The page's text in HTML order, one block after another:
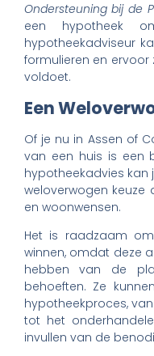
Ondersteuning bij de
een hypotheek
hypotheekadviseur
formulieren en
voldoet.
Een
Of je nu in Assen of
van een huis is een
hypotheekadvies kan
weloverwogen
en woonwensen.
Het is raadzaam
winnen, omdat deze
hebben van de
behoeften. Ze
hypotheekproces,
tot het
invullen van de